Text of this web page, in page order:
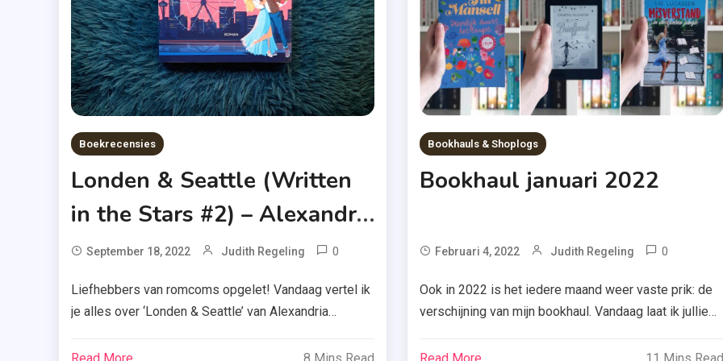
&
Seattle
,
Lucinda
Riley
Olivia
Challenge
,
Stars
Written
In The
Stars
,
Zomer
Boekrecensies
Londen & Seattle (Written
in the Stars #2) – Alexandria
Bellefleur
September 18, 2022 Judith Regeling 0
Bellefleur
Twee
Liefhebbers van romcoms opgelet! Vandaag vertel ik
je alles over ‘Londen & Seattle’ van Alexandria
in the stars-reeks mij kon overtuigen? Lees dan maar
Bookhauls & Shoplogs
Bookhaul januari 2022
Februari 4, 2022 Judith Regeling 0
,
Januari
Ook in 2022 is het iedere maand weer vaste prik: de
verschijning van mijn bookhaul. Vandaag laat ik jullie
2022. Kijk je mee? Scroll dan maar snel naar beneden.